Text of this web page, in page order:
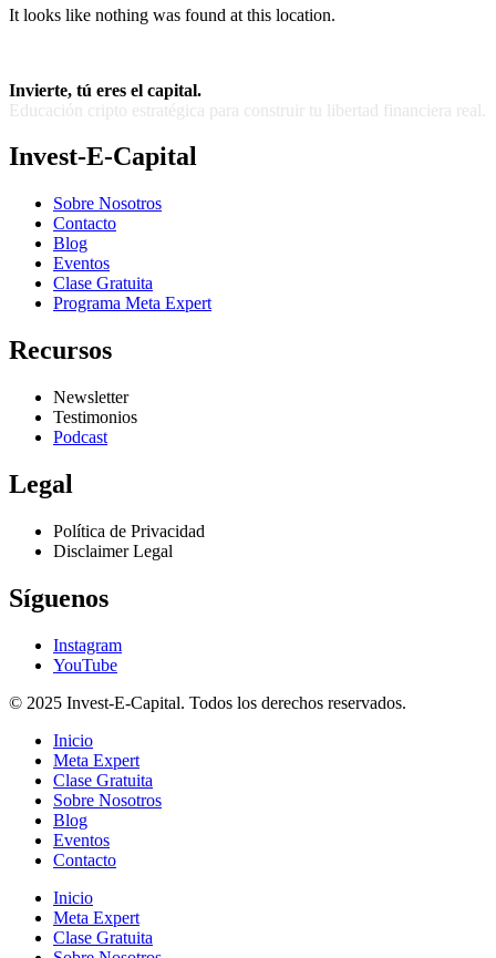
It looks like nothing was found at this location.
Invierte, tú eres el capital.
Educación cripto estratégica para construir tu libertad financiera real.
Invest-E-Capital
Sobre Nosotros
Contacto
Blog
Eventos
Clase Gratuita
Programa Meta Expert
Recursos
Newsletter
Testimonios
Podcast
Legal
Política de Privacidad
Disclaimer Legal
Síguenos
Instagram
YouTube
© 2025 Invest-E-Capital. Todos los derechos reservados.
Inicio
Meta Expert
Clase Gratuita
Sobre Nosotros
Blog
Eventos
Contacto
Inicio
Meta Expert
Clase Gratuita